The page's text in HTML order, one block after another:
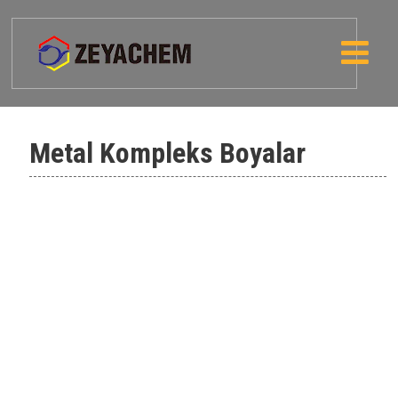
Metal Kompleks Boyalar